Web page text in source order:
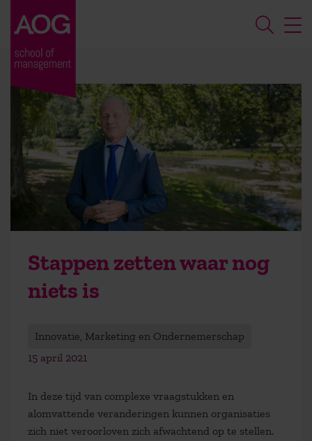
Stappen zetten waar nog
niets is
Innovatie, Marketing en Ondernemerschap
15 april 2021
In deze tijd van complexe vraagstukken en
alomvattende veranderingen kunnen organisaties
zich niet veroorloven zich afwachtend op te stellen.